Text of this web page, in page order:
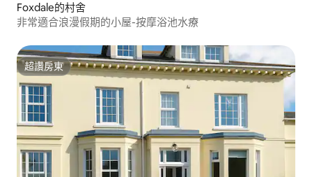
Foxdale的村舍
非常適合浪漫假期的小屋-按摩浴池水療
超讚房東
超讚房東